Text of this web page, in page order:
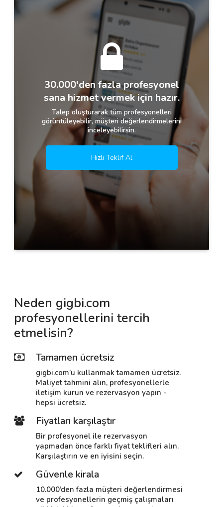
30.000'den fazla profesyonel
sana hizmet vermek için hazır.
Talep oluşturarak tüm profesyonelleri
görüntüleyebilir, müşteri değerlendirmelerini
inceleyebilirsin.
Hızlı Teklif Al
Neden gigbi.com
profesyonellerini tercih
etmelisin?
Tamamen ücretsiz
gigbi.com’u kullanmak tamamen ücretsiz.
Maliyet tahmini alın, profesyonellerle
iletişim kurun ve rezervasyon yapın -
hepsi ücretsiz.
Fiyatları karşılaştır
Bir profesyonel ile rezervasyon
yapmadan önce farklı fiyat teklifleri alın.
Karşılaştırın ve en iyisini seçin.
Güvenle kirala
10.000’den fazla müşteri değerlendirmesi
ve profesyonellerin geçmiş çalışmaları